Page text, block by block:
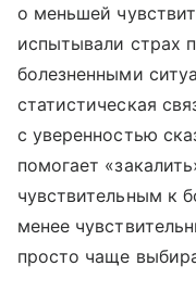
о меньшей
испытывали страх
болезненными
статистическая
с уверенностью
помогает
чувствительным к
менее
просто чаще